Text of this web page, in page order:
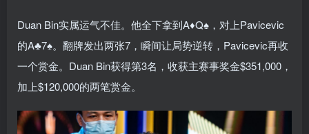
Duan Bin实属运气不佳。他全下拿到A♦Q♠，对上Pavicevic
的A♣7♠。翻牌发出两张7，瞬间让局势逆转，Pavicevic再收
一个赏金。Duan Bin获得第3名，收获主赛事奖金$351,000，
加上$120,000的两笔赏金。